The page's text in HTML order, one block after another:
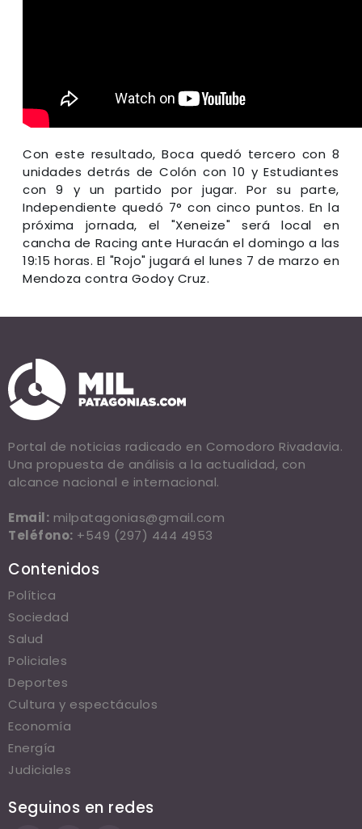
Con este resultado, Boca quedó tercero con 8
unidades detrás de Colón con 10 y Estudiantes
con 9 y un partido por jugar. Por su parte,
Independiente quedó 7° con cinco puntos. En la
próxima jornada, el "Xeneize" será local en
cancha de Racing ante Huracán el domingo a las
19:15 horas. El "Rojo" jugará el lunes 7 de marzo en
Mendoza contra Godoy Cruz.
Portal de noticias radicado en Comodoro Rivadavia.
Una propuesta de análisis a la actualidad, con
alcance nacional e internacional.
Email: milpatagonias@gmail.com
Teléfono: +549 (297) 444 4953
Contenidos
Política
Sociedad
Salud
Policiales
Deportes
Cultura y espectáculos
Economía
Energía
Judiciales
Seguinos en redes